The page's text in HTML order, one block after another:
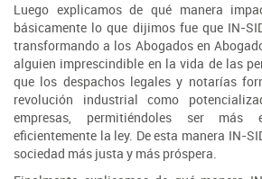
Luego explicamos de qué manera
básicamente lo que dijimos fue que IN-
transformando a los Abogados en
alguien imprescindible en la vida de las
que los despachos legales y notarías
revolución industrial como
empresas, permitiéndoles ser
eficientemente la ley. De esta manera IN-
sociedad más justa y más próspera.